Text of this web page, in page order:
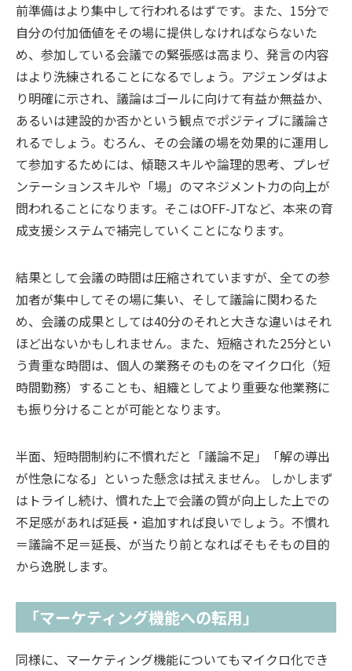
前準備はより集中して行われるはずです。また、15分で
自分の付加価値をその場に提供しなければならないた
め、参加している会議での緊張感は高まり、発言の内容
はより洗練されることになるでしょう。アジェンダはよ
り明確に示され、議論はゴールに向けて有益か無益か、
あるいは建設的か否かという観点でポジティブに議論さ
れるでしょう。むろん、その会議の場を効果的に運用し
て参加するためには、傾聴スキルや論理的思考、プレゼ
ンテーションスキルや「場」のマネジメント力の向上が
問われることになります。そこはOFF-JTなど、本来の育
成支援システムで補完していくことになります。
結果として会議の時間は圧縮されていますが、全ての参
加者が集中してその場に集い、そして議論に関わるた
め、会議の成果としては40分のそれと大きな違いはそれ
ほど出ないかもしれません。また、短縮された25分とい
う貴重な時間は、個人の業務そのものをマイクロ化（短
時間勤務）することも、組織としてより重要な他業務に
も振り分けることが可能となります。
半面、短時間制約に不慣れだと「議論不足」「解の導出
が性急になる」といった懸念は拭えません。 しかしまず
はトライし続け、慣れた上で会議の質が向上した上での
不足感があれば延長・追加すれば良いでしょう。不慣れ
＝議論不足＝延長、が当たり前となればそもそもの目的
から逸脱します。
「マーケティング機能への転用」
同様に、マーケティング機能についてもマイクロ化でき